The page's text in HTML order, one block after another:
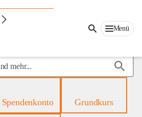
Menü
Spendenkonto Grundkurs